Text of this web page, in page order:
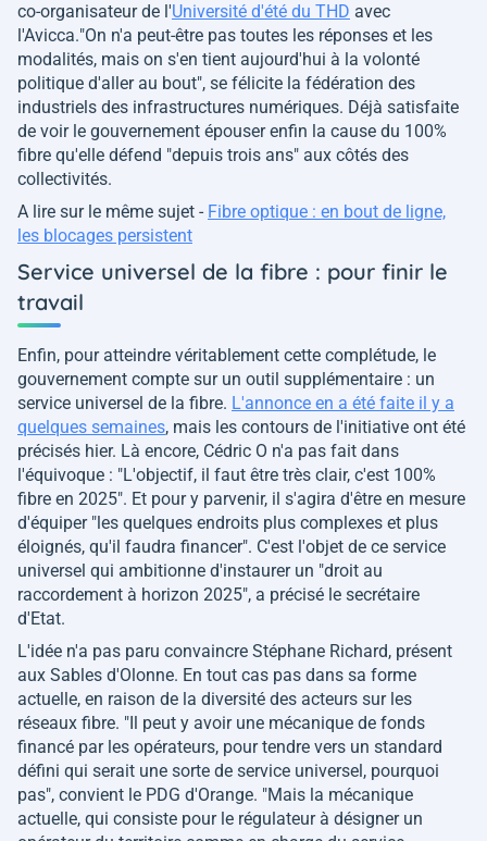
co-organisateur de l'Université d'été du THD avec
l'Avicca."On n'a peut-être pas toutes les réponses et les
modalités, mais on s'en tient aujourd'hui à la volonté
politique d'aller au bout", se félicite la fédération des
industriels des infrastructures numériques. Déjà satisfaite
de voir le gouvernement épouser enfin la cause du 100%
fibre qu'elle défend "depuis trois ans" aux côtés des
collectivités.
A lire sur le même sujet - Fibre optique : en bout de ligne,
les blocages persistent
Service universel de la fibre : pour finir le
travail
Enfin, pour atteindre véritablement cette complétude, le
gouvernement compte sur un outil supplémentaire : un
service universel de la fibre. L'annonce en a été faite il y a
quelques semaines, mais les contours de l'initiative ont été
précisés hier. Là encore, Cédric O n'a pas fait dans
l'équivoque : "L'objectif, il faut être très clair, c'est 100%
fibre en 2025". Et pour y parvenir, il s'agira d'être en mesure
d'équiper "les quelques endroits plus complexes et plus
éloignés, qu'il faudra financer". C'est l'objet de ce service
universel qui ambitionne d'instaurer un "droit au
raccordement à horizon 2025", a précisé le secrétaire
d'Etat.
L'idée n'a pas paru convaincre Stéphane Richard, présent
aux Sables d'Olonne. En tout cas pas dans sa forme
actuelle, en raison de la diversité des acteurs sur les
réseaux fibre. "Il peut y avoir une mécanique de fonds
financé par les opérateurs, pour tendre vers un standard
défini qui serait une sorte de service universel, pourquoi
pas", convient le PDG d'Orange. "Mais la mécanique
actuelle, qui consiste pour le régulateur à désigner un